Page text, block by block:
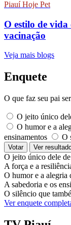
Piauí Hoje Pet
O estilo de vida
vacinação
Veja mais blogs
Enquete
O que faz seu pai
O jeito único
O humor e a
ensinamentos
O
Votar Ver
O jeito único dele
A força e a
O humor e a alegria
A sabedoria e os
O silêncio que
Ver enquete